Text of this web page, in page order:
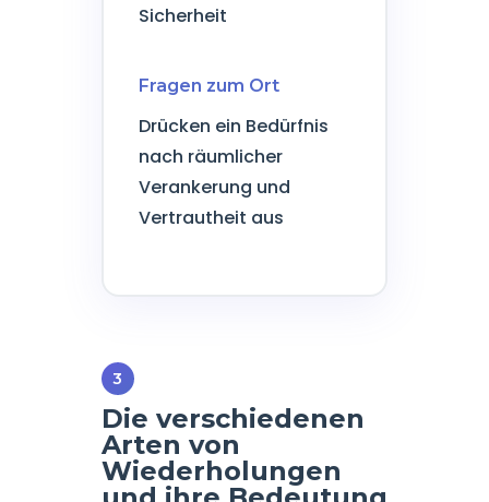
Sicherheit
Fragen zum Ort
Drücken ein Bedürfnis
nach räumlicher
Verankerung und
Vertrautheit aus
Die verschiedenen
Arten von
Wiederholungen